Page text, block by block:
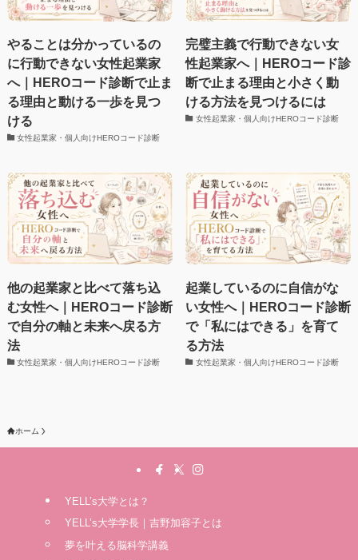
やることは分かっているの
に行動できない女性起業家
へ｜HEROコード診断で止ま
る理由と動ける一歩を見つ
ける
女性起業家・個人向けHEROコード診断
完璧主義で行動できない女
性起業家へ｜HEROコード診
断で止まる理由と小さく動
ける方法を見つけるには
女性起業家・個人向けHEROコード診断
他の起業家と比べて落ち込
む女性へ｜HEROコード診断
で自分の軸と未来へ戻る方
法
女性起業家・個人向けHEROコード診断
起業しているのに自信がな
い女性へ｜HEROコード診断
で「私にはできる」を育て
る方法
女性起業家・個人向けHEROコード診断
ホーム
YELL’s大学とは？
YELL’s大学学長｜吉野加容子とは
夢を叶える脳科学講義